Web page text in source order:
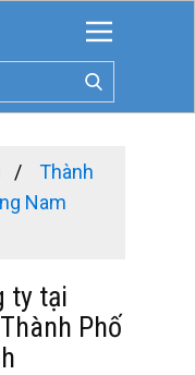
Thành
Nam
ty tại
Phố